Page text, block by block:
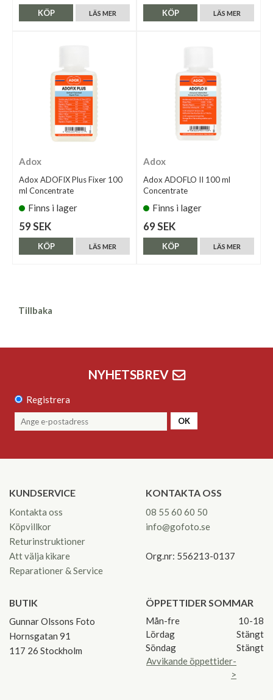
LÄS MER
KÖP LÄS MER
KÖP
Adox
Adox ADOFIX Plus Fixer 100
ml Concentrate
Finns i lager
59 SEK
LÄS MER
KÖP
Adox
Adox ADOFLO II 100 ml
Concentrate
Finns i lager
69 SEK
LÄS MER
KÖP
Tillbaka
NYHETSBREV
Registrera
OK
KUNDSERVICE
Kontakta oss
Köpvillkor
Returinstruktioner
Att välja kikare
Reparationer & Service
KONTAKTA OSS
08 55 60 60 50
info@gofoto.se
Org.nr: 556213-0137
BUTIK
Gunnar Olssons Foto
Hornsgatan 91
117 26 Stockholm
ÖPPETTIDER SOMMAR
Mån-fre
10-18
Lördag
Stängt
Söndag
Stängt
Avvikande öppettider-
>